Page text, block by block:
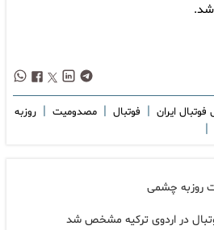
فوتبال ایران | فوتبال | مصدومیت | روزبه
|
روزبه چشمی
در اردوی ترکیه مشخص شد